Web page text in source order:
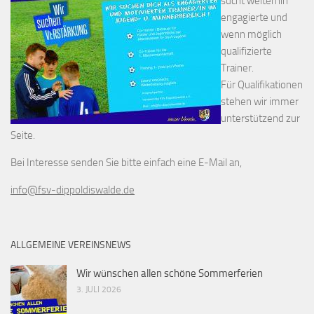
engagierte und
wenn möglich
qualifizierte
Trainer.
Für Qualifikationen
stehen wir immer
unterstützend zur
Seite.
Bei Interesse senden Sie bitte einfach eine E-Mail an,
info@fsv-dippoldiswalde.de
ALLGEMEINE VEREINSNEWS
Wir wünschen allen schöne Sommerferien
3. JULI 2026